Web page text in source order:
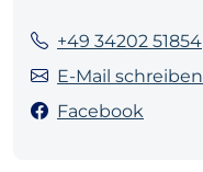
+49 34202 51854
E-Mail schreiben
Facebook